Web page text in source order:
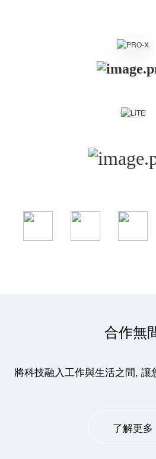
合作無
將科技融入工作與生活之間, 讓
了解更多